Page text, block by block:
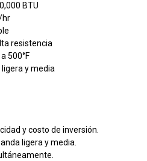
BTU
hr
resistencia
500°F
y media
y costo de inversión.
ligera y media.